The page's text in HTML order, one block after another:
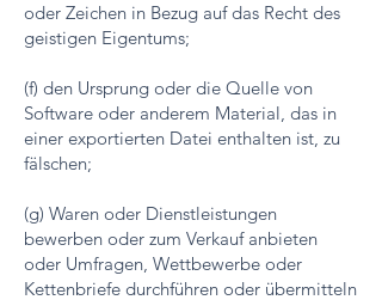
oder Zeichen in Bezug auf das Recht des
geistigen Eigentums;
(f) den Ursprung oder die Quelle von
Software oder anderem Material, das in
einer exportierten Datei enthalten ist, zu
fälschen;
(g) Waren oder Dienstleistungen
bewerben oder zum Verkauf anbieten
oder Umfragen, Wettbewerbe oder
Kettenbriefe durchführen oder übermitteln